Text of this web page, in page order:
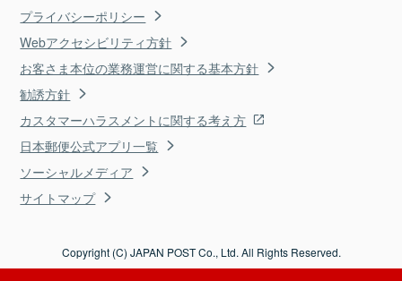
プライバシーポリシー
Webアクセシビリティ方針
お客さま本位の業務運営に関する基本方針
勧誘方針
カスタマーハラスメントに関する考え方
日本郵便公式アプリ一覧
ソーシャルメディア
サイトマップ
Copyright (C) JAPAN POST Co., Ltd. All Rights Reserved.